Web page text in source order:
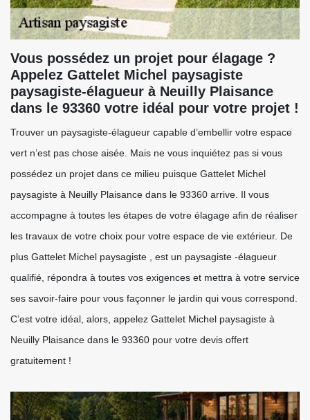
Vous possédez un projet pour élagage ?
Appelez Gattelet Michel paysagiste
paysagiste-élagueur à Neuilly Plaisance
dans le 93360 votre idéal pour votre projet !
Trouver un paysagiste-élagueur capable d’embellir votre espace
vert n’est pas chose aisée. Mais ne vous inquiétez pas si vous
possédez un projet dans ce milieu puisque Gattelet Michel
paysagiste à Neuilly Plaisance dans le 93360 arrive. Il vous
accompagne à toutes les étapes de votre élagage afin de réaliser
les travaux de votre choix pour votre espace de vie extérieur. De
plus Gattelet Michel paysagiste , est un paysagiste -élagueur
qualifié, répondra à toutes vos exigences et mettra à votre service
ses savoir-faire pour vous façonner le jardin qui vous correspond.
C’est votre idéal, alors, appelez Gattelet Michel paysagiste à
Neuilly Plaisance dans le 93360 pour votre devis offert
gratuitement !